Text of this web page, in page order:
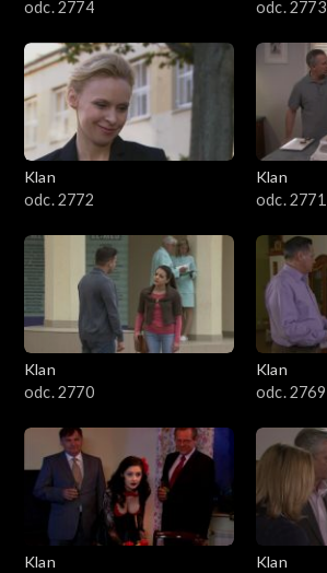
odc. 2774 odc. 2773
Klan
odc. 2772
Klan
odc. 2771
Klan
odc. 2770
Klan
odc. 2769
Klan
Klan